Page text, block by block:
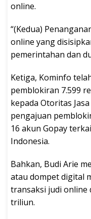
online.
“(Kedua)
online yang
pemerintahan dan
Ketiga, Kominfo
pemblokiran 7.599
kepada Otoritas
pengajuan
16 akun Gopay
Indonesia.
Bahkan, Budi Arie
atau dompet digital
transaksi judi online
triliun.